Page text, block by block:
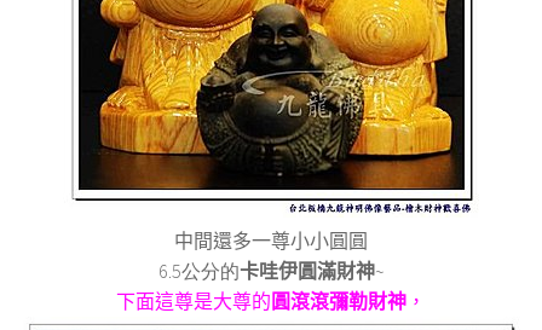
中間還多一尊小小圓圓
6.5公分的卡哇伊圓滿財神~
下面這尊是大尊的 圓滾滾彌勒財神 ，